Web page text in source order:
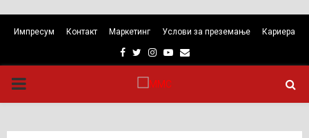
Импресум Контакт Маркетинг Услови за преземање Кариера
Facebook
TwitterInstagram
Youtube
Email
PRIMARY